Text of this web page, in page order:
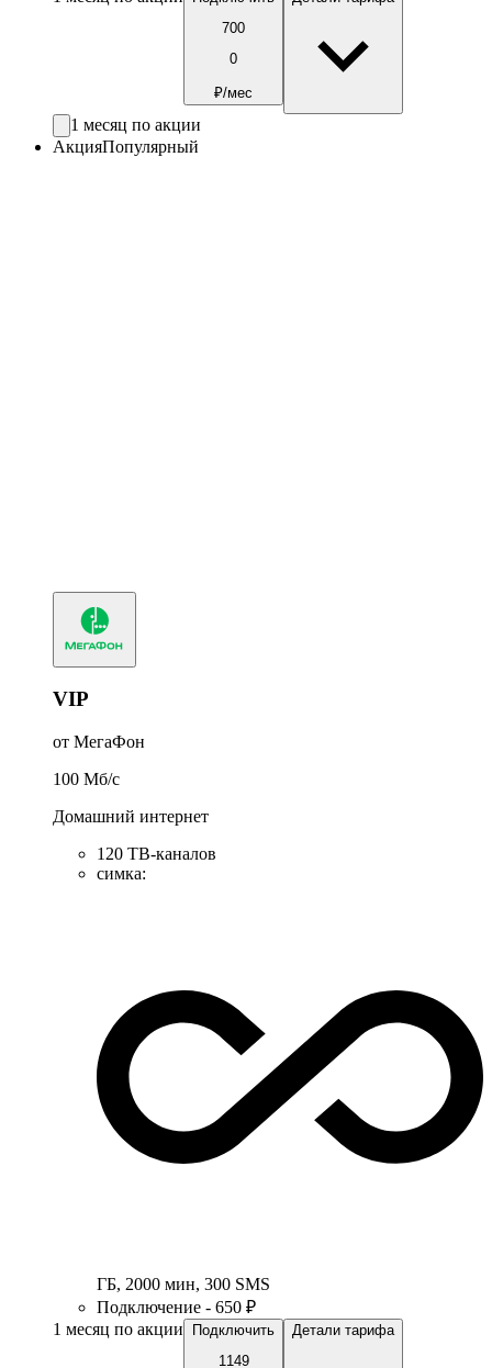
700
0
₽/мес
1 месяц по акции
АкцияПопулярный
VIP
от МегаФон
100 Мб/c
Домашний интернет
120 ТВ-каналов
симка:
ГБ, 2000 мин, 300 SMS
Подключение - 650 ₽
1 месяц по акции
Подключить
1149
Детали тарифа